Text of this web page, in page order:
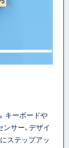
キーボードや
サー、デザイ
にステップアッ